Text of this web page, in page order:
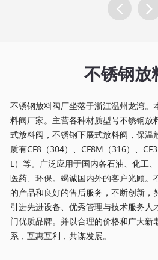
不锈钢放
不锈钢放料阀厂坐落于浙江温州龙湾。
料阀厂家。主营各种材质型号不锈钢放
式放料阀，不锈钢下展式放料阀，保温
质有CF8（304）、CF8M（316）、
L）等。广泛应用于国内各石油、化工
医药、环保。竭诚国内外的客户光顾。
的产品和良好的售后服务，不断创新，
引进先进设备、优秀管理与技术服务人
门优质品牌。并以合理的价格和广大新
系，互惠互利，共谋发展。